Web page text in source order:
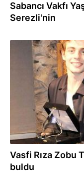
Sabancı Vakfı
Serezli'nin
10.03.2020
Vasfi Rıza Zobu
buldu